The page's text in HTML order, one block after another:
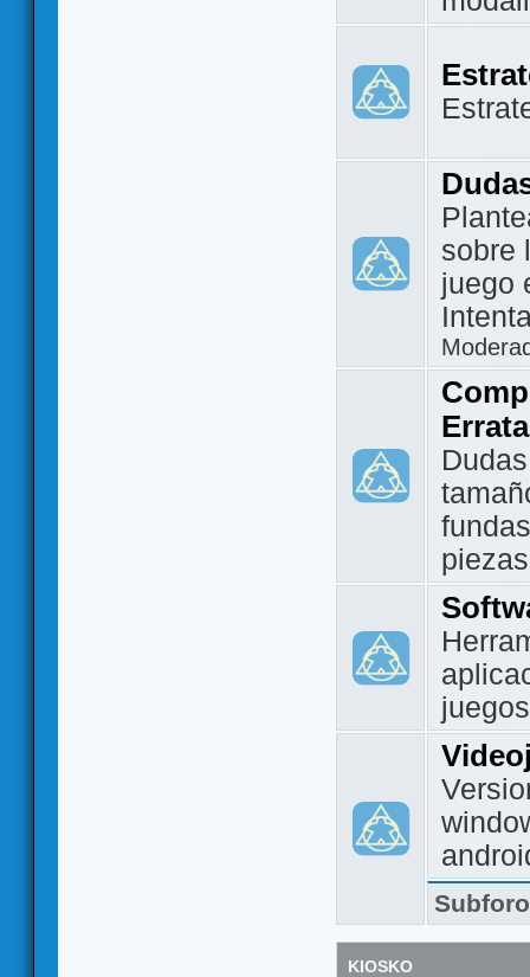
sobre
juego
KIOSKO